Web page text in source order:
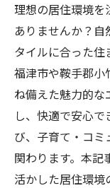
理想の居住環境を
ありませんか？
タイルに合った
福津市や鞍手郡小
ね備えた魅力的
し、快適で安心
び、子育て・コミ
関わります。本記
活かした居住環